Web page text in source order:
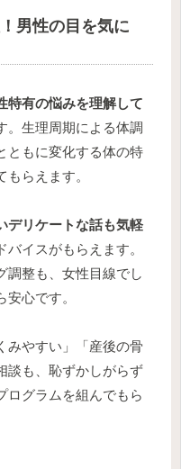
男性の目を気に
特有の悩みを理解して
。生理周期による体調
ともに変化する体の特
らえます。
デリケートな話も気軽
イスがもらえます。
調整も、女性目線でし
心です。
みやすい」「産後の骨
談も、恥ずかしがらず
ログラムを組んでもら